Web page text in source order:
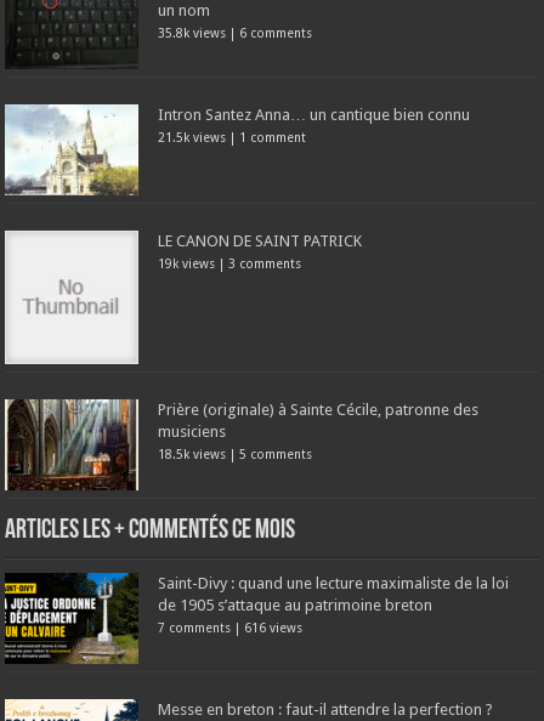
un nom
35.8k views | 6 comments
Intron Santez Anna… un cantique bien connu
21.5k views | 1 comment
LE CANON DE SAINT PATRICK
19k views | 3 comments
Prière (originale) à Sainte Cécile, patronne des
musiciens
18.5k views |5 comments
Articles les + commentés ce mois
Saint-Divy : quand une lecture maximaliste de la loi
de 1905 s’attaque au patrimoine breton
7 comments | 616 views
Messe en breton : faut-il attendre la perfection ?